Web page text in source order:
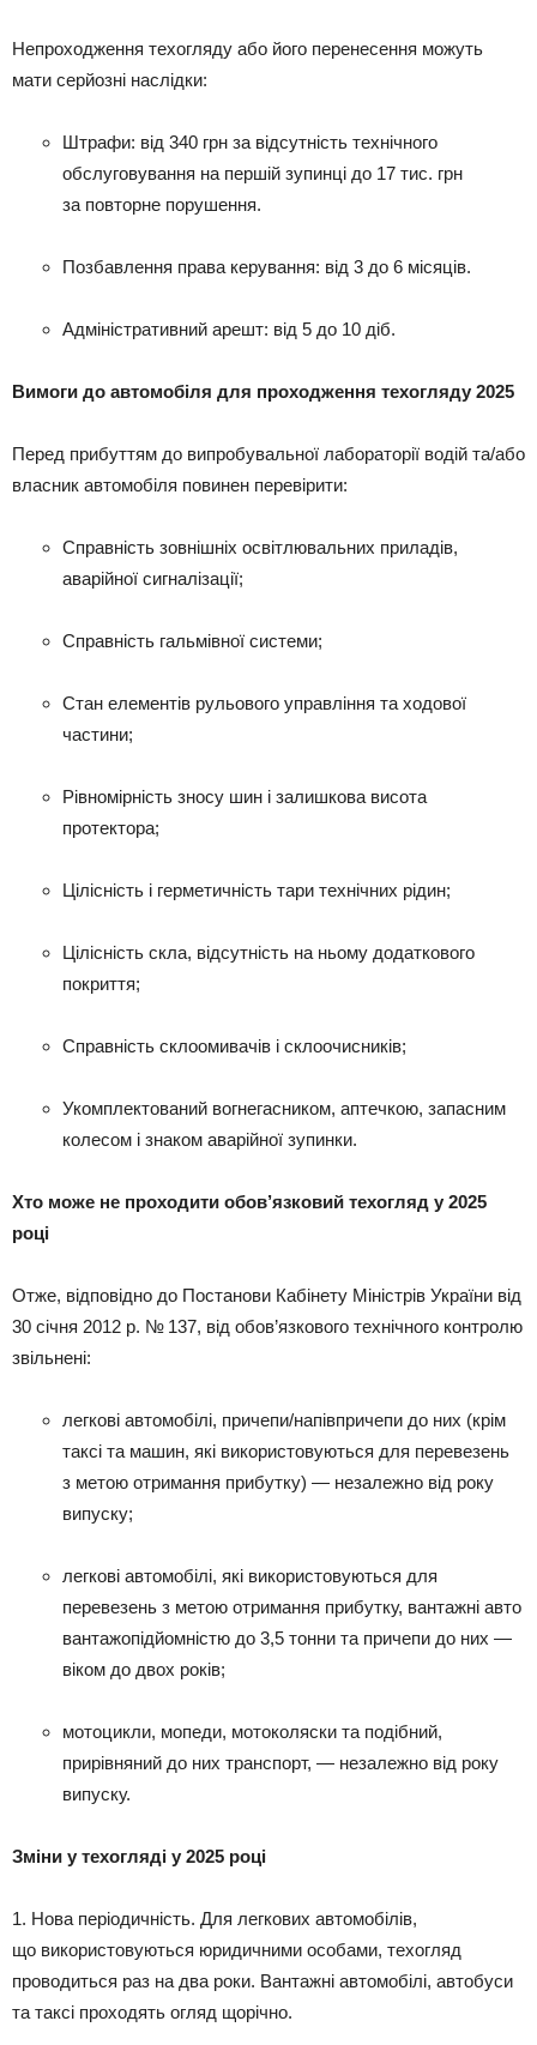
Непроходження техогляду або його перенесення можуть
мати серйозні наслідки:
Штрафи: від 340 грн за відсутність технічного
обслуговування на першій зупинці до 17 тис. грн
за повторне порушення.
Позбавлення права керування: від 3 до 6 місяців.
Адміністративний арешт: від 5 до 10 діб.
Вимоги до автомобіля для проходження техогляду 2025
Перед прибуттям до випробувальної лабораторії водій та/або
власник автомобіля повинен перевірити:
Справність зовнішніх освітлювальних приладів,
аварійної сигналізації;
Справність гальмівної системи;
Стан елементів рульового управління та ходової
частини;
Рівномірність зносу шин і залишкова висота
протектора;
Цілісність і герметичність тари технічних рідин;
Цілісність скла, відсутність на ньому додаткового
покриття;
Справність склоомивачів і склоочисників;
Укомплектований вогнегасником, аптечкою, запасним
колесом і знаком аварійної зупинки.
Хто може не проходити обов’язковий техогляд у 2025
році
Отже, відповідно до Постанови Кабінету Міністрів України від
30 січня 2012 р. № 137, від обов’язкового технічного контролю
звільнені:
легкові автомобілі, причепи/напівпричепи до них (крім
таксі та машин, які використовуються для перевезень
з метою отримання прибутку) — незалежно від року
випуску;
легкові автомобілі, які використовуються для
перевезень з метою отримання прибутку, вантажні авто
вантажопідйомністю до 3,5 тонни та причепи до них —
віком до двох років;
мотоцикли, мопеди, мотоколяски та подібний,
прирівняний до них транспорт, — незалежно від року
випуску.
Зміни у техогляді у 2025 році
1. Нова періодичність. Для легкових автомобілів,
що використовуються юридичними особами, техогляд
проводиться раз на два роки. Вантажні автомобілі, автобуси
та таксі проходять огляд щорічно.